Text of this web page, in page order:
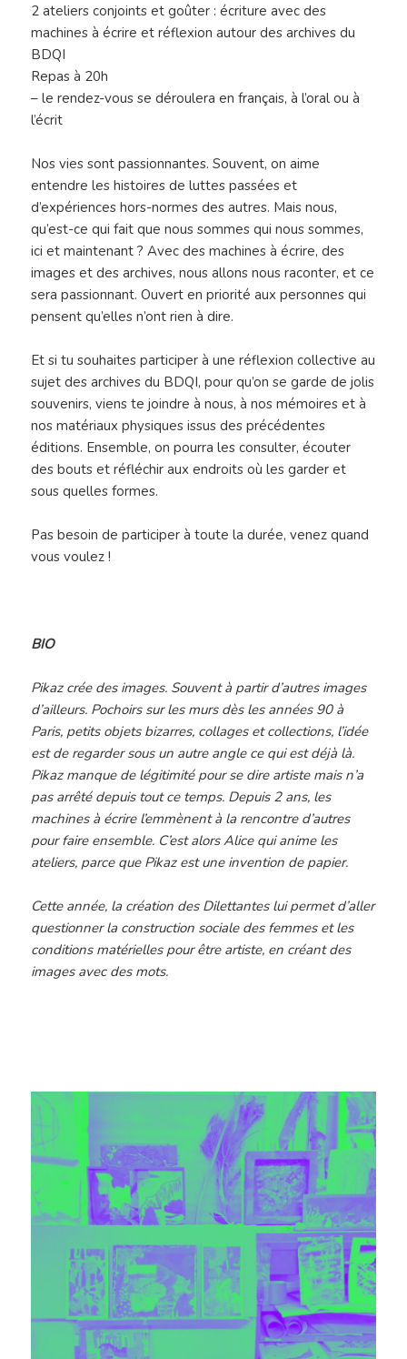
2 ateliers conjoints et goûter : écriture avec des
machines à écrire et réflexion autour des archives du
BDQI
Repas à 20h
– le rendez-vous se déroulera en français, à l’oral ou à
l’écrit
Nos vies sont passionnantes. Souvent, on aime
entendre les histoires de luttes passées et
d’expériences hors-normes des autres. Mais nous,
qu’est-ce qui fait que nous sommes qui nous sommes,
ici et maintenant ? Avec des machines à écrire, des
images et des archives, nous allons nous raconter, et ce
sera passionnant. Ouvert en priorité aux personnes qui
pensent qu’elles n’ont rien à dire.
Et si tu souhaites participer à une réflexion collective au
sujet des archives du BDQI, pour qu’on se garde de jolis
souvenirs, viens te joindre à nous, à nos mémoires et à
nos matériaux physiques issus des précédentes
éditions. Ensemble, on pourra les consulter, écouter
des bouts et réfléchir aux endroits où les garder et
sous quelles formes.
Pas besoin de participer à toute la durée, venez quand
vous voulez !
BIO
Pikaz crée des images. Souvent à partir d’autres images
d’ailleurs. Pochoirs sur les murs dès les années 90 à
Paris, petits objets bizarres, collages et collections, l’idée
est de regarder sous un autre angle ce qui est déjà là.
Pikaz manque de légitimité pour se dire artiste mais n’a
pas arrêté depuis tout ce temps. Depuis 2 ans, les
machines à écrire l’emmènent à la rencontre d’autres
pour faire ensemble. C’est alors Alice qui anime les
ateliers, parce que Pikaz est une invention de papier.
Cette année, la création des Dilettantes lui permet d’aller
questionner la construction sociale des femmes et les
conditions matérielles pour être artiste, en créant des
images avec des mots.